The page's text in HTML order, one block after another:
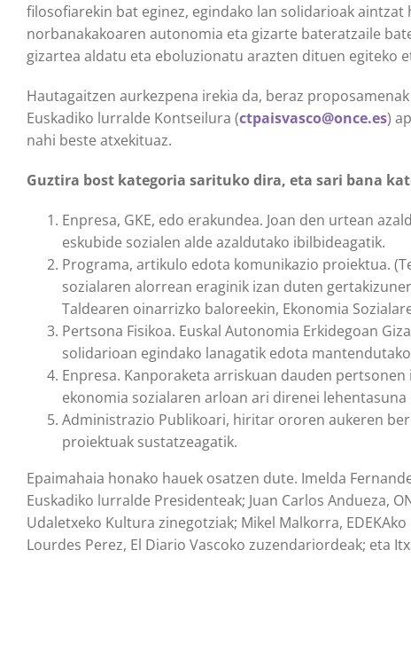
filosofiarekin bat eginez, egindako lan solidarioak
norbanakakoaren autonomia eta gizarte bateratzaile
gizartea aldatu eta eboluzionatu arazten dituen egiteko
Hautagaitzen aurkezpena irekia da, beraz
Euskadiko lurralde Kontseilura (ctpaisvasco@once.es)
nahi beste atxekituaz.
Guztira bost kategoria sarituko dira, eta sari bana
Enpresa, GKE, edo erakundea. Joan den urtean
eskubide sozialen alde azaldutako ibilbideagatik.
Programa, artikulo edota komunikazio proiektua.
sozialaren alorrean eraginik izan duten
Taldearen oinarrizko baloreekin, Ekonomia
Pertsona Fisikoa. Euskal Autonomia Erkidegoan
solidarioan egindako lanagatik edota
Enpresa. Kanporaketa arriskuan dauden
ekonomia sozialaren arloan ari direnei lehentasuna
Administrazio Publikoari, hiritar ororen aukeren
proiektuak sustatzeagatik.
Epaimahaia honako hauek osatzen dute. Imelda
Euskadiko lurralde Presidenteak; Juan Carlos Andueza,
Udaletxeko Kultura zinegotziak; Mikel Malkorra,
Lourdes Perez, El Diario Vascoko zuzendariordeak; eta